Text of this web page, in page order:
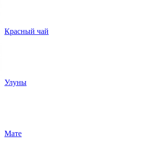
Красный чай
Улуны
Мате